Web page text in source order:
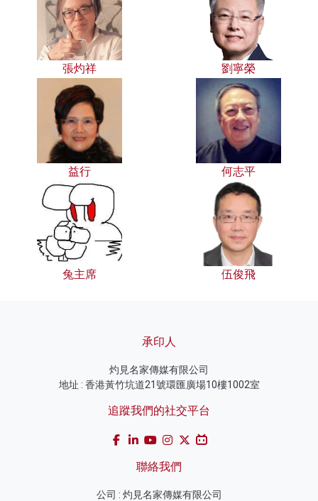
張灼祥 劉寧榮
益行 何志平
兔主席 伍俊飛
承印人
灼見名家傳媒有限公司
地址 : 香港黃竹坑道21號環匯廣場10樓1002室
追蹤我們的社交平台
聯絡我們
公司 : 灼見名家傳媒有限公司